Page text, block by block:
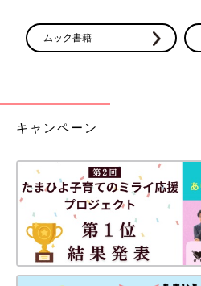
ムック書籍
キャンペーン